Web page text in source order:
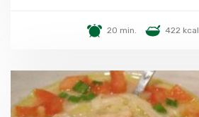
20 min. 422 kcal